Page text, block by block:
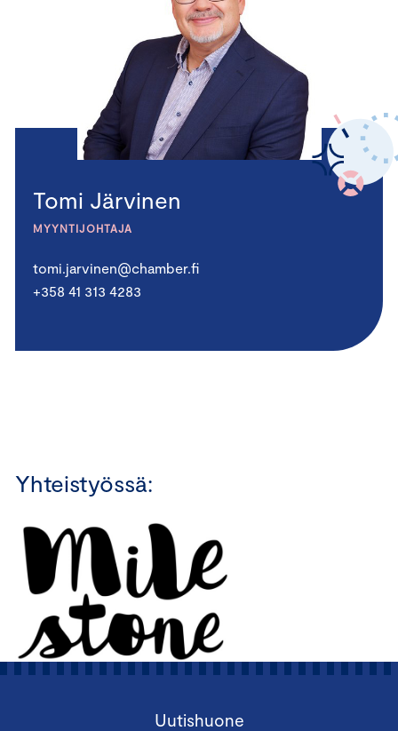
Tomi Järvinen
MYYNTIJOHTAJA
tomi.jarvinen@chamber.fi
+358 41 313 4283
Yhteistyössä:
Uutishuone